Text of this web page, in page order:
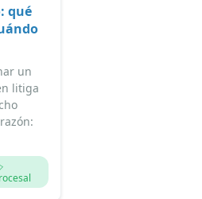
qué
un
litiga